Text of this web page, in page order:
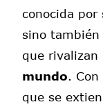
conocida por
sino
que rivalizan
mundo . Con
que se